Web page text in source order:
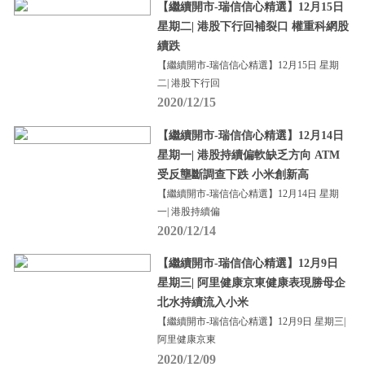
【繼續開市-瑞信信心精選】12月15日
星期二| 港股下行回補裂口 權重科網股
續跌
【繼續開市-瑞信信心精選】12月15日 星期
二| 港股下行回
2020/12/15
【繼續開市-瑞信信心精選】12月14日
星期一| 港股持續偏軟缺乏方向 ATM
受反壟斷調查下跌 小米創新高
【繼續開市-瑞信信心精選】12月14日 星期
一| 港股持續偏
2020/12/14
【繼續開市-瑞信信心精選】12月9日
星期三| 阿里健康京東健康表現勝母企
北水持續流入小米
【繼續開市-瑞信信心精選】12月9日 星期三|
阿里健康京東
2020/12/09